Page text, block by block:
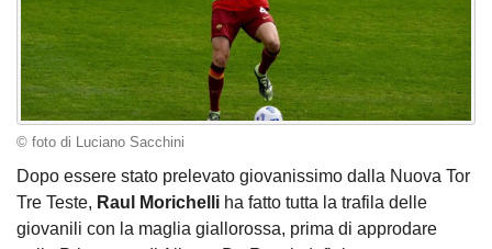
© foto di Luciano Sacchini
Dopo essere stato prelevato giovanissimo dalla Nuova Tor
Tre Teste, Raul Morichelli ha fatto tutta la trafila delle
giovanili con la maglia giallorossa, prima di approdare